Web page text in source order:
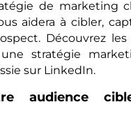
de marketing
aidera à cibler,
Découvrez les
stratégie
sur LinkedIn.
audience